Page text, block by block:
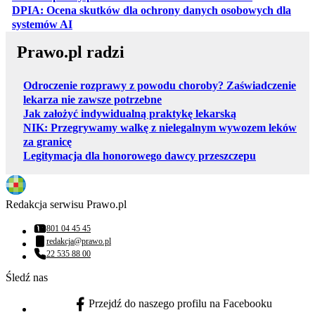
DPIA: Ocena skutków dla ochrony danych osobowych dla
systemów AIotwiera się w nowej karcie
Prawo.pl radzi
Odroczenie rozprawy z powodu choroby? Zaświadczenie
lekarza nie zawsze potrzebne
Jak założyć indywidualną praktykę lekarską
NIK: Przegrywamy walkę z nielegalnym wywozem leków
za granicę
Legitymacja dla honorowego dawcy przeszczepu
Redakcja serwisu Prawo.pl
Numer telefonu:
801 04 45 45
Adres email:
redakcja@prawo.pl
Numer telefonu:
22 535 88 00
Śledź nas
facebook - otwiera się w nowej karcie
Przejdź do naszego profilu na Facebooku